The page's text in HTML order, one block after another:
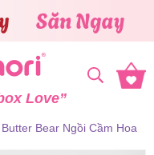
Love”
Bear Ngồi Cầm Hoa